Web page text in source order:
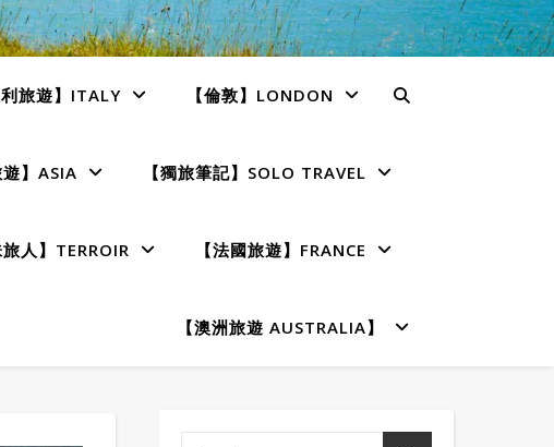
利旅遊】ITALY 【倫敦】LONDON
遊】ASIA 【獨旅筆記】SOLO TRAVEL
旅人】TERROIR 【法國旅遊】FRANCE
【澳洲旅遊 AUSTRALIA】